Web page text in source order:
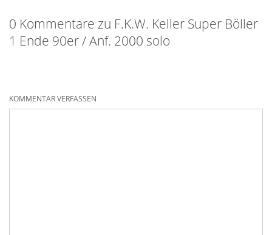
0 Kommentare zu F.K.W. Keller Super Böller
1 Ende 90er / Anf. 2000 solo
KOMMENTAR VERFASSEN